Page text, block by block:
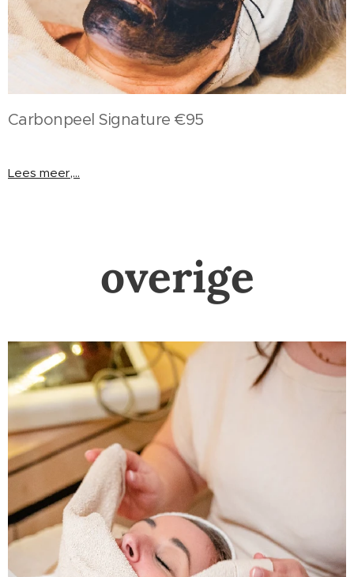
Carbonpeel Signature €95
Lees meer,...
overige